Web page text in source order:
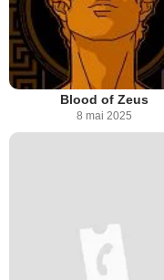
Blood of Zeus
8 mai 2025